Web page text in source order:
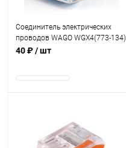
Соединитель электрических
проводов WAGO WGX4(773-134)
соединение 4 проводов 0.75-2.5
40 ₽/ шт